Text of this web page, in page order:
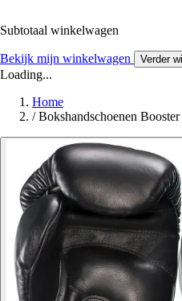
Subtotaal winkelwagen
Bekijk mijn winkelwagen Verder
Loading...
Home
/ Bokshandschoenen